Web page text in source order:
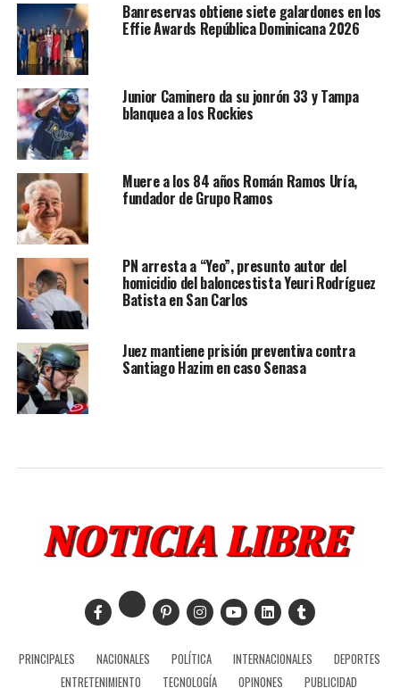
Banreservas obtiene siete galardones en los
Effie Awards República Dominicana 2026
Junior Caminero da su jonrón 33 y Tampa
blanquea a los Rockies
Muere a los 84 años Román Ramos Uría,
fundador de Grupo Ramos
PN arresta a “Yeo”, presunto autor del
homicidio del baloncestista Yeuri Rodríguez
Batista en San Carlos
Juez mantiene prisión preventiva contra
Santiago Hazim en caso Senasa
PRINCIPALES NACIONALES POLÍTICA INTERNACIONALES
DEPORTES
ENTRETENIMIENTO
TECNOLOGÍA OPINONES PUBLICIDAD